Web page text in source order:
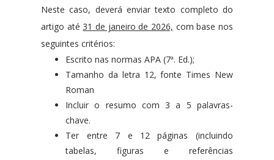
Neste caso, deverá enviar texto completo do
artigo até 31 de janeiro de 2026, com base nos
seguintes critérios:
Escrito nas normas APA (7ª. Ed.);
Tamanho da letra 12, fonte Times New
Roman
Incluir o resumo com 3 a 5 palavras-
chave.
Ter entre 7 e 12 páginas (incluindo
tabelas, figuras e referências